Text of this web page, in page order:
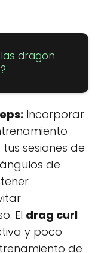
dragon
Incorporar
sesiones de
de
El drag curl
y poco
de